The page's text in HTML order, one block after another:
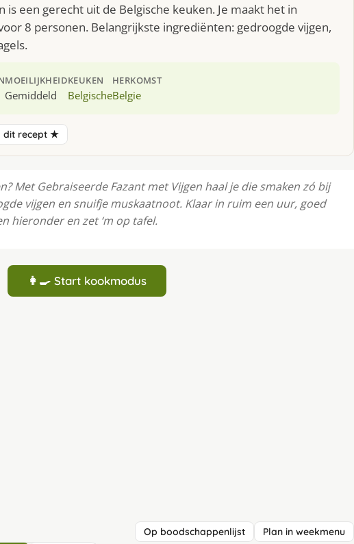
is een gerecht uit de Belgische keuken. Je maakt het in
8 personen. Belangrijkste ingrediënten: gedroogde vijgen,
MOEILIJKHEID
Gemiddeld
KEUKEN
Belgische
HERKOMST
Belgie
dit recept ★
Met Gebraiseerde Fazant met Vijgen haal je die smaken zó bij
vijgen en snuifje muskaatnoot. Klaar in ruim een uur, goed
hieronder en zet ‘m op tafel.
👩‍🍳 Start kookmodus
Op boodschappenlijst Plan in weekmenu